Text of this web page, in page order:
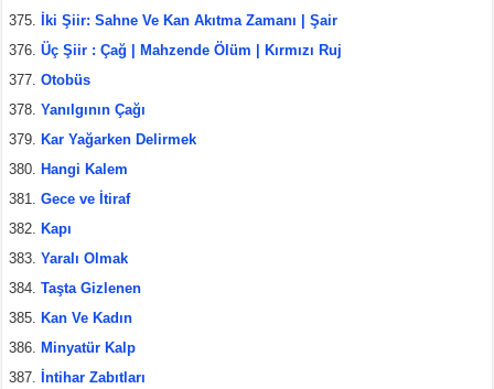
İki Şiir: Sahne Ve Kan Akıtma Zamanı | Şair
Üç Şiir : Çağ | Mahzende Ölüm | Kırmızı Ruj
Otobüs
Yanılgının Çağı
Kar Yağarken Delirmek
Hangi Kalem
Gece ve İtiraf
Kapı
Yaralı Olmak
Taşta Gizlenen
Kan Ve Kadın
Minyatür Kalp
İntihar Zabıtları